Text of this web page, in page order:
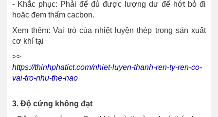
- Khắc phục: Phải để đủ được lượng dư để hớt bỏ đi
hoặc đem thấm cacbon.
Xem thêm: Vai trò của nhiệt luyện thép trong sản xuất
cơ khí tại
>>
https://thinhphatict.com/nhiet-luyen-thanh-ren-ty-ren-co-
vai-tro-nhu-the-nao
3. Độ cứng không đạt